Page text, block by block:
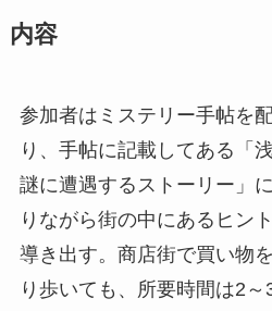
内容
参加者はミステリー手帖を
り、手帖に記載してある「
謎に遭遇するストーリー」
りながら街の中にあるヒン
導き出す。商店街で買い物
り歩いても、所要時間は2～